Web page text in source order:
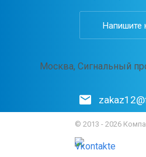
Напишите
Москва, Сигнальный
© 2013 - 2026